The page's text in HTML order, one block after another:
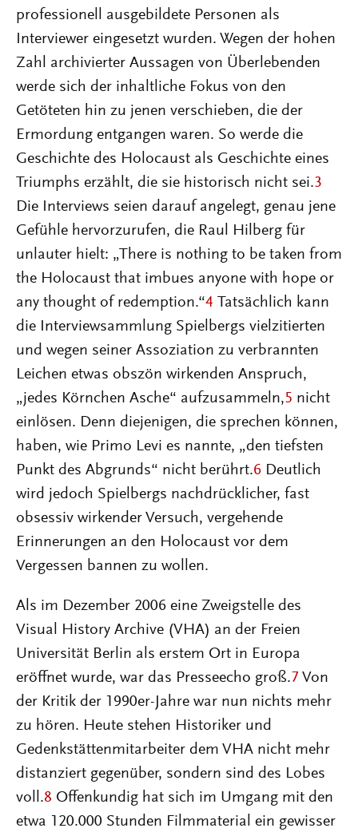
professionell ausgebildete Personen als
Interviewer eingesetzt wurden. Wegen der hohen
Zahl archivierter Aussagen von Überlebenden
werde sich der inhaltliche Fokus von den
Getöteten hin zu jenen verschieben, die der
Ermordung entgangen waren. So werde die
Geschichte des Holocaust als Geschichte eines
Triumphs erzählt, die sie historisch nicht sei.3
Die Interviews seien darauf angelegt, genau jene
Gefühle hervorzurufen, die Raul Hilberg für
unlauter hielt: „There is nothing to be taken from
the Holocaust that imbues anyone with hope or
any thought of redemption.“4 Tatsächlich kann
die Interviewsammlung Spielbergs vielzitierten
und wegen seiner Assoziation zu verbrannten
Leichen etwas obszön wirkenden Anspruch,
„jedes Körnchen Asche“ aufzusammeln,5 nicht
einlösen. Denn diejenigen, die sprechen können,
haben, wie Primo Levi es nannte, „den tiefsten
Punkt des Abgrunds“ nicht berührt.6 Deutlich
wird jedoch Spielbergs nachdrücklicher, fast
obsessiv wirkender Versuch, vergehende
Erinnerungen an den Holocaust vor dem
Vergessen bannen zu wollen.
Als im Dezember 2006 eine Zweigstelle des
Visual History Archive (VHA) an der Freien
Universität Berlin als erstem Ort in Europa
eröffnet wurde, war das Presseecho groß.7 Von
der Kritik der 1990er-Jahre war nun nichts mehr
zu hören. Heute stehen Historiker und
Gedenkstättenmitarbeiter dem VHA nicht mehr
distanziert gegenüber, sondern sind des Lobes
voll.8 Offenkundig hat sich im Umgang mit den
etwa 120.000 Stunden Filmmaterial ein gewisser